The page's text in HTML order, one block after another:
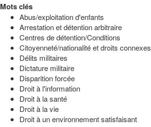
Mots clés
Abus/exploitation d'enfants
Arrestation et détention arbitraire
Centres de détention/Conditions
Citoyenneté/nationalité et droits connexes
Délits militaires
Dictature militaire
Disparition forcée
Droit à l'information
Droit à la santé
Droit à la vie
Droit à un environnement satisfaisant